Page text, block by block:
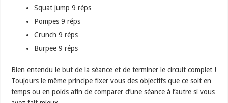
Squat jump 9 réps
Pompes 9 réps
Crunch 9 réps
Burpee 9 réps
Bien entendu le but de la séance et de terminer le circuit complet !
Toujours le même principe fixer vous des objectifs que ce soit en
temps ou en poids afin de comparer d’une séance à l’autre si vous